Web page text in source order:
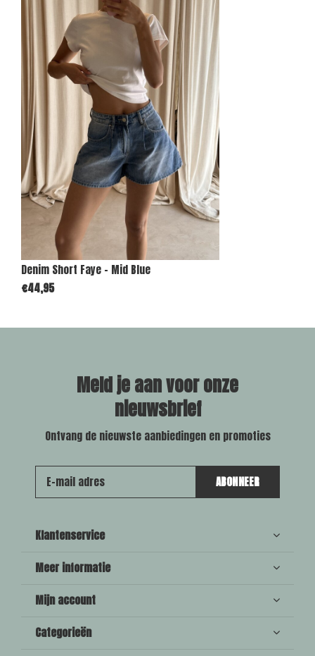
Denim Short Faye - Mid Blue
€44,95
Meld je aan voor onze
nieuwsbrief
Ontvang de nieuwste aanbiedingen en promoties
ABONNEER
Klantenservice
Meer informatie
Mijn account
Categorieën